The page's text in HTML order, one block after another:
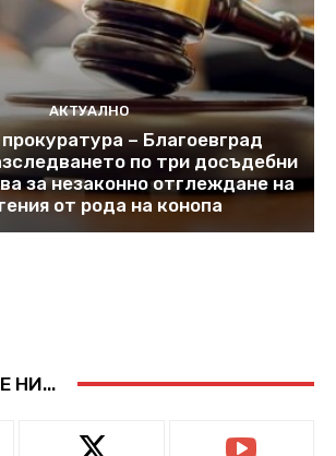
АКТУАЛНО
– Благоевград
по три досъдебни
за незаконно отглеждане на
от рода на конопа
НИ...